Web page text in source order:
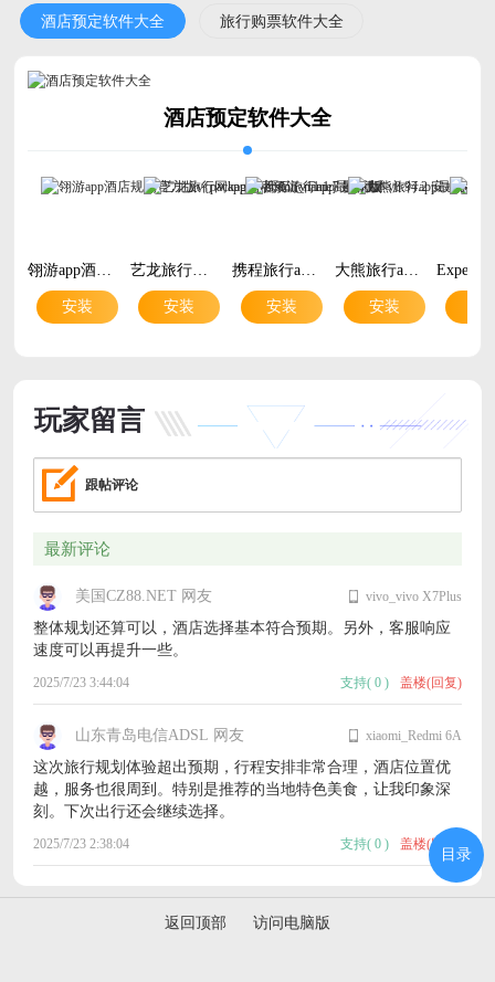
酒店预定软件大全 旅行购票软件大全
酒店预定软件大全
安装
艺龙旅行网app酒店预订v11.1.7 安卓版
安装 安装
大熊旅行app最新版本v2026112380 安卓版
安装
玩家留言
跟帖评论
最新评论
美国CZ88.NET 网友
2025/7/23 3:44:04
整体规划还算可以，酒店选择基本符合预期。另外，客服响应
速度可以再提升一些。
vivo_vivo X7Plus
支持( 0) 盖楼(回复)
山东青岛电信ADSL 网友
2025/7/23 2:38:04
这次旅行规划体验超出预期，行程安排非常合理，酒店位置优
越，服务也很周到。特别是推荐的当地特色美食，让我印象深
刻。下次出行还会继续选择。
xiaomi_Redmi 6A
支持( 0) 盖楼(回复)
返回顶部 访问电脑版
目录